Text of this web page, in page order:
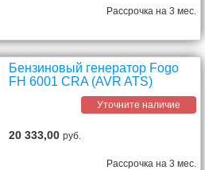
Рассрочка на 3 мес.
Бензиновый генератор Fogo
FH 6001 CRA (AVR ATS)
Уточните наличие
20 333,00руб.
Рассрочка на 3 мес.